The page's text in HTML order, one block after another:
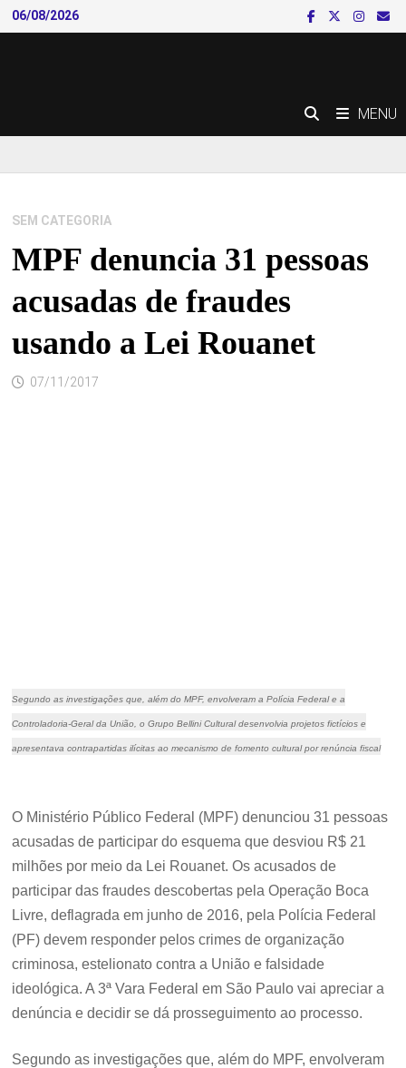
Skip
to
06/08/2026
MENU
SEM CATEGORIA
MPF denuncia 31 pessoas
acusadas de fraudes
usando a Lei Rouanet
07/11/2017
Segundo as investigações que, além do MPF, envolveram a Polícia Federal e a
Controladoria-Geral da União, o Grupo Bellini Cultural desenvolvia projetos fictícios e
apresentava contrapartidas ilícitas ao mecanismo de fomento cultural por renúncia fiscal
O Ministério Público Federal (MPF) denunciou 31 pessoas
acusadas de participar do esquema que desviou R$ 21
milhões por meio da Lei Rouanet. Os acusados de
participar das fraudes descobertas pela Operação Boca
Livre, deflagrada em junho de 2016, pela Polícia Federal
(PF) devem responder pelos crimes de organização
criminosa, estelionato contra a União e falsidade
ideológica. A 3ª Vara Federal em São Paulo vai apreciar a
denúncia e decidir se dá prosseguimento ao processo.
Segundo as investigações que, além do MPF, envolveram